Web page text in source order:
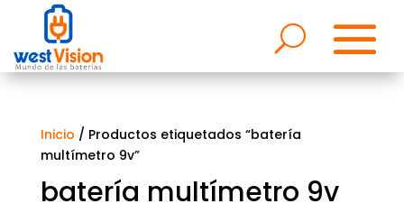
Inicio / Productos etiquetados “batería
multímetro 9v”
batería multímetro 9v